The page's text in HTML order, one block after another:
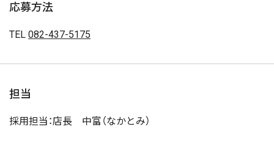
応募方法
TEL 082-437-5175
担当
採用担当：店長 中富（なかとみ）